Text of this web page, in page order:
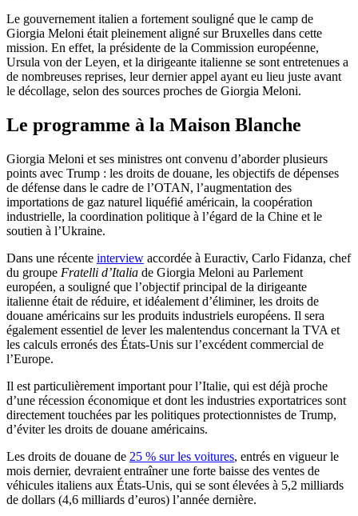
Le gouvernement italien a fortement souligné que le camp de
Giorgia Meloni était pleinement aligné sur Bruxelles dans cette
mission. En effet, la présidente de la Commission européenne,
Ursula von der Leyen, et la dirigeante italienne se sont entretenues a
de nombreuses reprises, leur dernier appel ayant eu lieu juste avant
le décollage, selon des sources proches de Giorgia Meloni.
Le programme à la Maison Blanche
Giorgia Meloni et ses ministres ont convenu d’aborder plusieurs
points avec Trump : les droits de douane, les objectifs de dépenses
de défense dans le cadre de l’OTAN, l’augmentation des
importations de gaz naturel liquéfié américain, la coopération
industrielle, la coordination politique à l’égard de la Chine et le
soutien à l’Ukraine.
Dans une récente interview accordée à Euractiv, Carlo Fidanza, chef
du groupe Fratelli d’Italia de Giorgia Meloni au Parlement
européen, a souligné que l’objectif principal de la dirigeante
italienne était de réduire, et idéalement d’éliminer, les droits de
douane américains sur les produits industriels européens. Il sera
également essentiel de lever les malentendus concernant la TVA et
les calculs erronés des États-Unis sur l’excédent commercial de
l’Europe.
Il est particulièrement important pour l’Italie, qui est déjà proche
d’une récession économique et dont les industries exportatrices sont
directement touchées par les politiques protectionnistes de Trump,
d’éviter les droits de douane américains.
Les droits de douane de 25 % sur les voitures, entrés en vigueur le
mois dernier, devraient entraîner une forte baisse des ventes de
véhicules italiens aux États-Unis, qui se sont élevées à 5,2 milliards
de dollars (4,6 milliards d’euros) l’année dernière.